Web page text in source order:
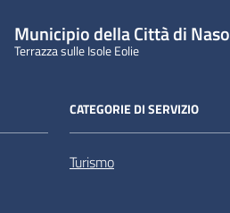
Municipio della Città di Naso
Terrazza sulle Isole Eolie
CATEGORIE DI SERVIZIO
Turismo